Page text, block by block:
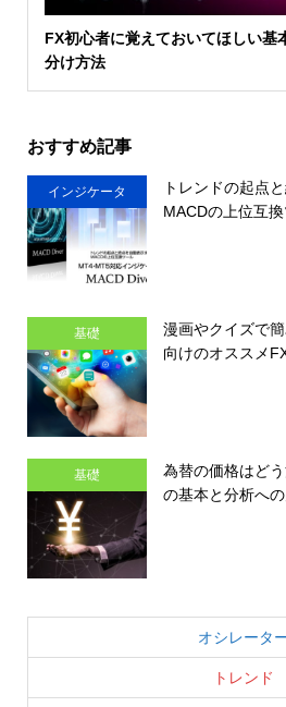
FX初心者に覚えておいてほしい基
分け方法
おすすめ記事
インジケータ
トレンドの起点
MACDの上位互
基礎
漫画やクイズで
向けのオススメ
基礎
為替の価格はど
の基本と分析へ
オシレータ
トレンド